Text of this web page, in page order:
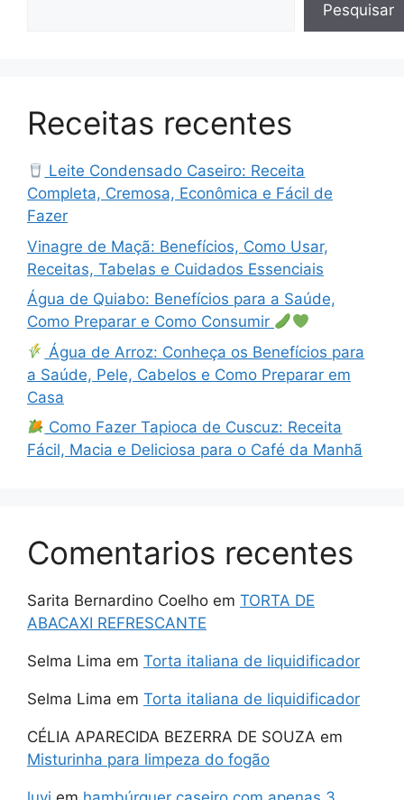
Pesquisar
Receitas recentes
Leite Condensado Caseiro: Receita
Completa, Cremosa, Econômica e Fácil de
Fazer
Vinagre de Maçã: Benefícios, Como Usar,
Receitas, Tabelas e Cuidados Essenciais
Água de Quiabo: Benefícios para a Saúde,
Como Preparar e Como Consumir
Água de Arroz: Conheça os Benefícios para
a Saúde, Pele, Cabelos e Como Preparar em
Casa
Como Fazer Tapioca de Cuscuz: Receita
Fácil, Macia e Deliciosa para o Café da Manhã
Comentarios recentes
Sarita Bernardino Coelho em TORTA DE
ABACAXI REFRESCANTE
Selma Lima em Torta italiana de liquidificador
Selma Lima em Torta italiana de liquidificador
CÉLIA APARECIDA BEZERRA DE SOUZA em
Misturinha para limpeza do fogão